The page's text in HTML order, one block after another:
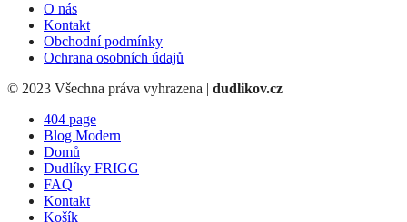
O nás
Kontakt
Obchodní podmínky
Ochrana osobních údajů
© 2023 Všechna práva vyhrazena | dudlikov.cz
404 page
Blog Modern
Domů
Dudlíky FRIGG
FAQ
Kontakt
Košík